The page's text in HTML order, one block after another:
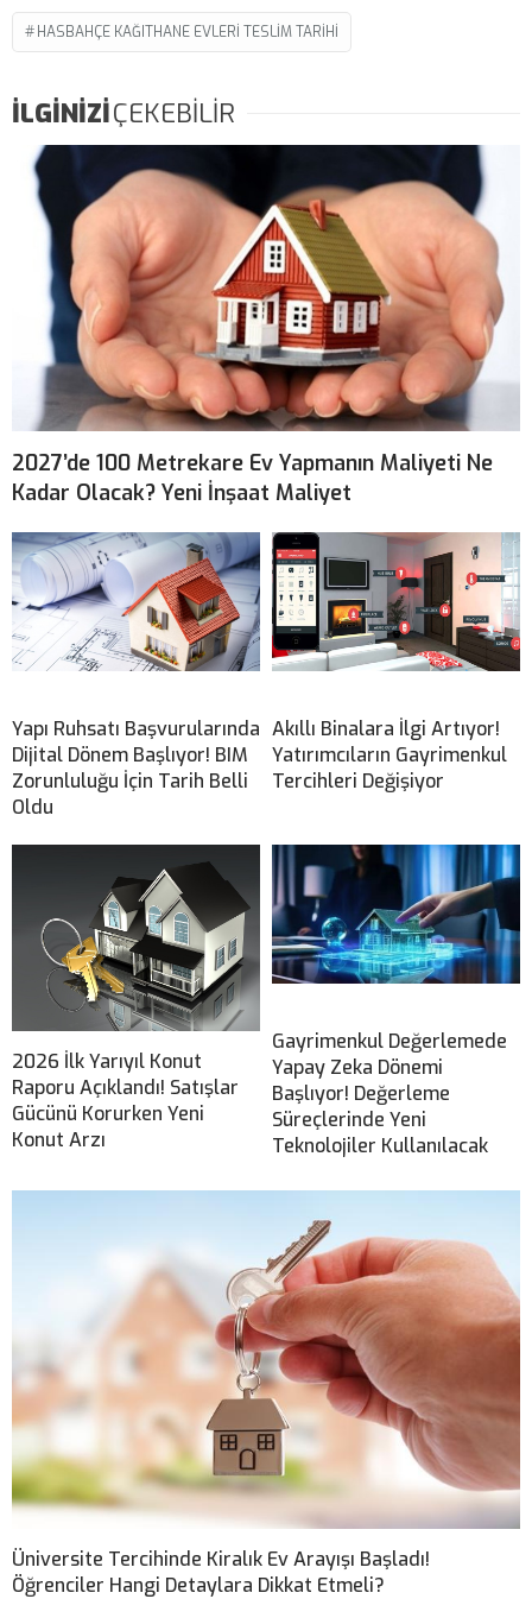
HASBAHÇE KAĞITHANE EVLERI TESLIM TARIHI
İLGİNİZİÇEKEBİLİR
2027’de 100 Metrekare Ev Yapmanın Maliyeti Ne
Kadar Olacak? Yeni İnşaat Maliyet
Yapı Ruhsatı Başvurularında
Dijital Dönem Başlıyor! BIM
Zorunluluğu İçin Tarih Belli
Oldu
Akıllı Binalara İlgi Artıyor!
Yatırımcıların Gayrimenkul
Tercihleri Değişiyor
2026 İlk Yarıyıl Konut
Raporu Açıklandı! Satışlar
Gücünü Korurken Yeni
Konut Arzı
Gayrimenkul Değerlemede
Yapay Zeka Dönemi
Başlıyor! Değerleme
Süreçlerinde Yeni
Teknolojiler Kullanılacak
Üniversite Tercihinde Kiralık Ev Arayışı Başladı!
Öğrenciler Hangi Detaylara Dikkat Etmeli?